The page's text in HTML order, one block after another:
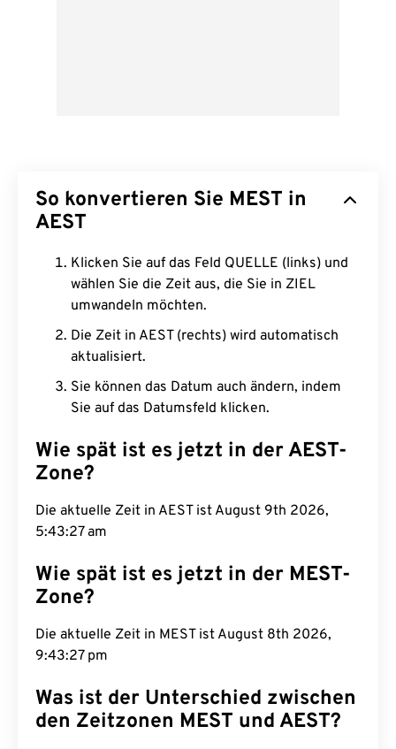
So konvertieren Sie MEST in
AEST
Klicken Sie auf das Feld QUELLE (links) und
wählen Sie die Zeit aus, die Sie in ZIEL
umwandeln möchten.
Die Zeit in AEST (rechts) wird automatisch
aktualisiert.
Sie können das Datum auch ändern, indem
Sie auf das Datumsfeld klicken.
Wie spät ist es jetzt in der AEST-
Zone?
Die aktuelle Zeit in AEST ist August 9th 2026,
5:43:28 am
Wie spät ist es jetzt in der MEST-
Zone?
Die aktuelle Zeit in MEST ist August 8th 2026,
9:43:28 pm
Was ist der Unterschied zwischen
den Zeitzonen MEST und AEST?